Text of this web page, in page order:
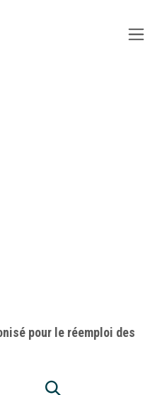
pour le réemploi des